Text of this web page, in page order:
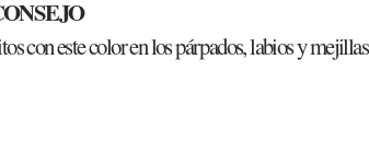
con este color en los párpados, labios y mejillas